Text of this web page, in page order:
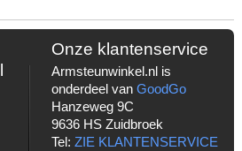
Onze klantenservice
Armsteunwinkel.nl is
onderdeel van GoodGo
Hanzeweg 9C
9636 HS Zuidbroek
Tel: ZIE KLANTENSERVICE